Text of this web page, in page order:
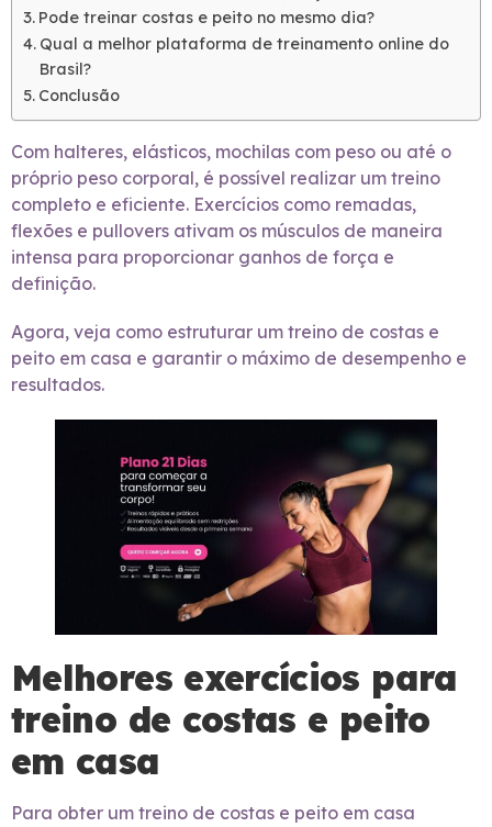
Pode treinar costas e peito no mesmo dia?
Qual a melhor plataforma de treinamento online do
Brasil?
Conclusão
Com halteres, elásticos, mochilas com peso ou até o
próprio peso corporal, é possível realizar um treino
completo e eficiente. Exercícios como remadas,
flexões e pullovers ativam os músculos de maneira
intensa para proporcionar ganhos de força e
definição.
Agora, veja como estruturar um treino de costas e
peito em casa e garantir o máximo de desempenho e
resultados.
Melhores exercícios para
treino de costas e peito
em casa
Para obter um treino de costas e peito em casa